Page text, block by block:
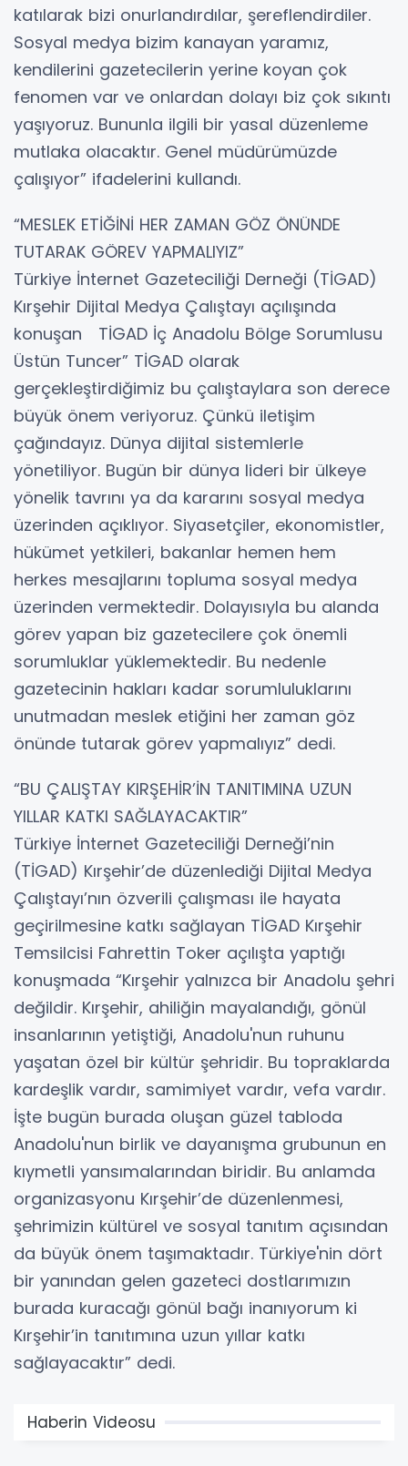
katılarak bizi onurlandırdılar, şereflendirdiler.
Sosyal medya bizim kanayan yaramız,
kendilerini gazetecilerin yerine koyan çok
fenomen var ve onlardan dolayı biz çok sıkıntı
yaşıyoruz. Bununla ilgili bir yasal düzenleme
mutlaka olacaktır. Genel müdürümüzde
çalışıyor” ifadelerini kullandı.
“MESLEK ETİĞİNİ HER ZAMAN GÖZ ÖNÜNDE
TUTARAK GÖREV YAPMALIYIZ”
Türkiye İnternet Gazeteciliği Derneği (TİGAD)
Kırşehir Dijital Medya Çalıştayı açılışında
konuşan TİGAD İç Anadolu Bölge Sorumlusu
Üstün Tuncer” TİGAD olarak
gerçekleştirdiğimiz bu çalıştaylara son derece
büyük önem veriyoruz. Çünkü iletişim
çağındayız. Dünya dijital sistemlerle
yönetiliyor. Bugün bir dünya lideri bir ülkeye
yönelik tavrını ya da kararını sosyal medya
üzerinden açıklıyor. Siyasetçiler, ekonomistler,
hükümet yetkileri, bakanlar hemen hem
herkes mesajlarını topluma sosyal medya
üzerinden vermektedir. Dolayısıyla bu alanda
görev yapan biz gazetecilere çok önemli
sorumluklar yüklemektedir. Bu nedenle
gazetecinin hakları kadar sorumluluklarını
unutmadan meslek etiğini her zaman göz
önünde tutarak görev yapmalıyız” dedi.
“BU ÇALIŞTAY KIRŞEHİR’İN TANITIMINA UZUN
YILLAR KATKI SAĞLAYACAKTIR”
Türkiye İnternet Gazeteciliği Derneği’nin
(TİGAD) Kırşehir’de düzenlediği Dijital Medya
Çalıştayı’nın özverili çalışması ile hayata
geçirilmesine katkı sağlayan TİGAD Kırşehir
Temsilcisi Fahrettin Toker açılışta yaptığı
konuşmada “Kırşehir yalnızca bir Anadolu şehri
değildir. Kırşehir, ahiliğin mayalandığı, gönül
insanlarının yetiştiği, Anadolu'nun ruhunu
yaşatan özel bir kültür şehridir. Bu topraklarda
kardeşlik vardır, samimiyet vardır, vefa vardır.
İşte bugün burada oluşan güzel tabloda
Anadolu'nun birlik ve dayanışma grubunun en
kıymetli yansımalarından biridir. Bu anlamda
organizasyonu Kırşehir’de düzenlenmesi,
şehrimizin kültürel ve sosyal tanıtım açısından
da büyük önem taşımaktadır. Türkiye'nin dört
bir yanından gelen gazeteci dostlarımızın
burada kuracağı gönül bağı inanıyorum ki
Kırşehir’in tanıtımına uzun yıllar katkı
sağlayacaktır” dedi.
Haberin Videosu